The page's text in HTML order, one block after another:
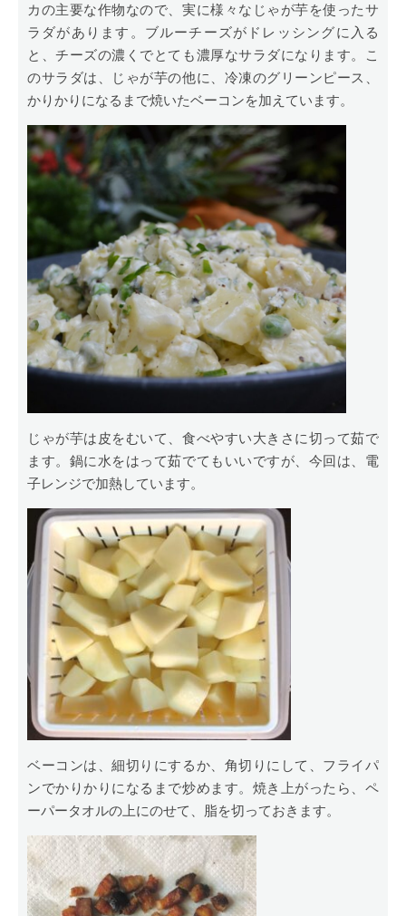
カの主要な作物なので、実に様々なじゃが芋を使ったサ
ラダがあります。ブルーチーズがドレッシングに入る
と、チーズの濃くでとても濃厚なサラダになります。こ
のサラダは、じゃが芋の他に、冷凍のグリーンピース、
かりかりになるまで焼いたベーコンを加えています。
じゃが芋は皮をむいて、食べやすい大きさに切って茹で
ます。鍋に水をはって茹でてもいいですが、今回は、電
子レンジで加熱しています。
ベーコンは、細切りにするか、角切りにして、フライパ
ンでかりかりになるまで炒めます。焼き上がったら、ペ
ーパータオルの上にのせて、脂を切っておきます。